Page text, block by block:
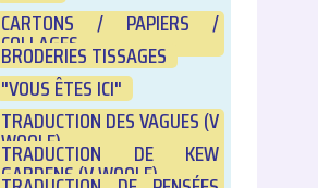
CARTONS / PAPIERS /
COLLAGES
BRODERIES TISSAGES
"VOUS ÊTES ICI"
TRADUCTION DES VAGUES (V
WOOLF)
TRADUCTION DE KEW
GARDENS (V WOOLF)